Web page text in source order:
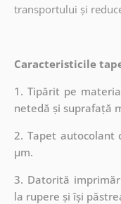
transportului și
Caracteristicile
1. Tipărit pe
netedă și suprafață
2. Tapet autocolant
µm.
3. Datorită
la rupere și își